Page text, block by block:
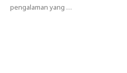
pengalaman yang …